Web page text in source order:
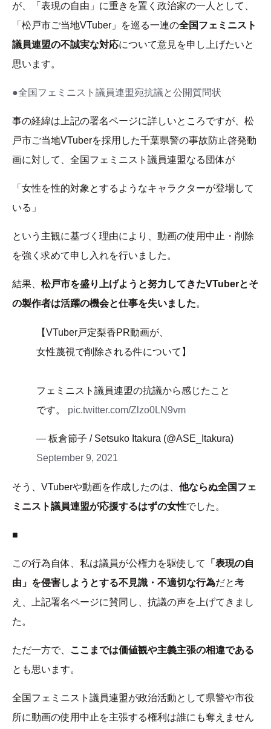
が、「表現の自由」に重きを置く政治家の一人として、
「松戸市ご当地VTuber」を巡る一連の全国フェミニスト
議員連盟の不誠実な対応について意見を申し上げたいと
思います。
●全国フェミニスト議員連盟宛抗議と公開質問状
事の経緯は上記の署名ページに詳しいところですが、松
戸市ご当地VTuberを採用した千葉県警の事故防止啓発動
画に対して、全国フェミニスト議員連盟なる団体が
「女性を性的対象とするようなキャラクターが登場して
いる」
という主観に基づく理由により、動画の使用中止・削除
を強く求めて申し入れを行いました。
結果、 松戸市を盛り上げようと努力してきたVTuberとそ
の製作者は活躍の機会と仕事を失いました。
【VTuber戸定梨香PR動画が、
女性蔑視で削除される件について】
フェミニスト議員連盟の抗議から感じたこと
です。 pic.twitter.com/Zlzo0LN9vm
— 板倉節子 / Setsuko Itakura (@ASE_Itakura)
September 9, 2021
そう、VTuberや動画を作成したのは、 他ならぬ全国フェ
ミニスト議員連盟が応援するはずの女性でした。
■
この行為自体、私は議員が公権力を駆使して
「表現の自
由」を侵害しようとする不見識・不適切な行為だと考
え、上記署名ページに賛同し、抗議の声を上げてきまし
た。
ただ一方で、
ここまでは価値観や主義主張の相違である
とも思います。
全国フェミニスト議員連盟が政治活動として県警や市役
所に動画の使用中止を主張する権利は誰にも奪えません